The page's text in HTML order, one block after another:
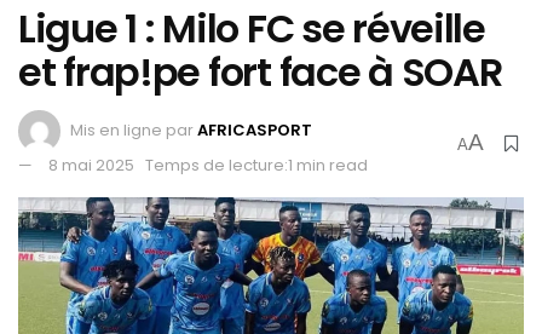
Ligue 1 : Milo FC se réveille
et frap!pe fort face à SOAR
Mis en ligne parAFRICASPORT
8 mai 2025 Temps de lecture:1 min read
AA